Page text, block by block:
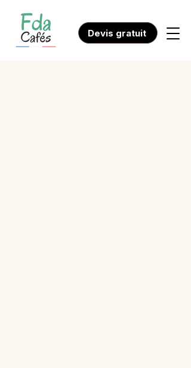
Devis gratuit